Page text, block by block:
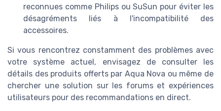
reconnues comme Philips ou SuSun pour éviter les
désagréments liés à l'incompatibilité des
accessoires.
Si vous rencontrez constamment des problèmes avec
votre système actuel, envisagez de consulter les
détails des produits offerts par Aqua Nova ou même de
chercher une solution sur les forums et expériences
utilisateurs pour des recommandations en direct.